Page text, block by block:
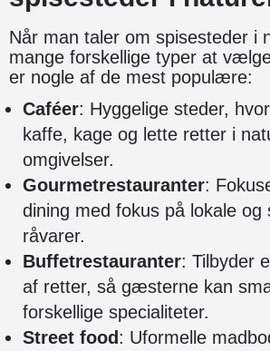
Når man taler om spisesteder i
mange forskellige typer at
er nogle af de mest populære:
Caféer: Hyggelige steder,
kaffe, kage og lette retter i
omgivelser.
Gourmetrestauranter:
dining med fokus på lokale
råvarer.
Buffetrestauranter: Tilbyder
af retter, så gæsterne kan
forskellige specialiteter.
Street food : Uformelle